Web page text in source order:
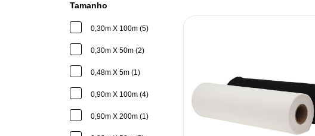
Tamanho
0,30m X 100m (5)
0,30m X 50m (2)
0,48m X 5m (1)
0,90m X 100m (4)
0,90m X 200m (1)